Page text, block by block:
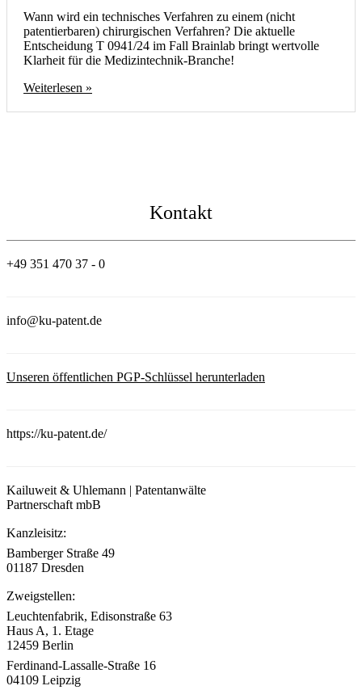
Wann wird ein technisches Verfahren zu einem (nicht
patentierbaren) chirurgischen Verfahren? Die aktuelle
Entscheidung T 0941/24 im Fall Brainlab bringt wertvolle
Klarheit für die Medizintechnik-Branche!
Weiterlesen »
Kontakt
+49 351 470 37 - 0
info@ku-patent.de
Unseren öffentlichen PGP-Schlüssel herunterladen
https://ku-patent.de/
Kailuweit & Uhlemann | Patentanwälte
Partnerschaft mbB
Kanzleisitz:
Bamberger Straße 49
01187 Dresden
Zweigstellen:
Leuchtenfabrik, Edisonstraße 63
Haus A, 1. Etage
12459 Berlin
Ferdinand-Lassalle-Straße 16
04109 Leipzig